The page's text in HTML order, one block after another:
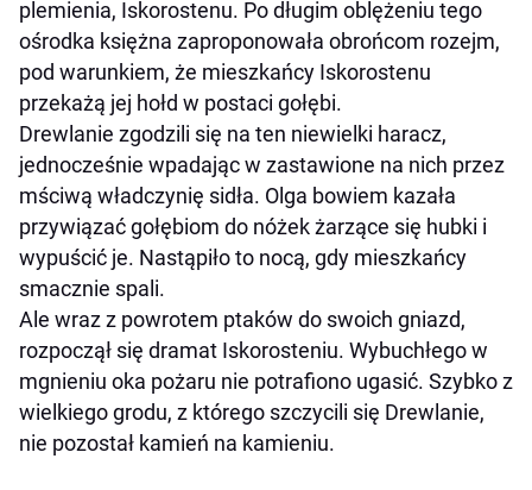
plemienia, Iskorostenu. Po długim oblężeniu tego
ośrodka księżna zaproponowała obrońcom rozejm,
pod warunkiem, że mieszkańcy Iskorostenu
przekażą jej hołd w postaci gołębi.
Drewlanie zgodzili się na ten niewielki haracz,
jednocześnie wpadając w zastawione na nich przez
mściwą władczynię sidła. Olga bowiem kazała
przywiązać gołębiom do nóżek żarzące się hubki i
wypuścić je. Nastąpiło to nocą, gdy mieszkańcy
smacznie spali.
Ale wraz z powrotem ptaków do swoich gniazd,
rozpoczął się dramat Iskorosteniu. Wybuchłego w
mgnieniu oka pożaru nie potrafiono ugasić. Szybko z
wielkiego grodu, z którego szczycili się Drewlanie,
nie pozostał kamień na kamieniu.